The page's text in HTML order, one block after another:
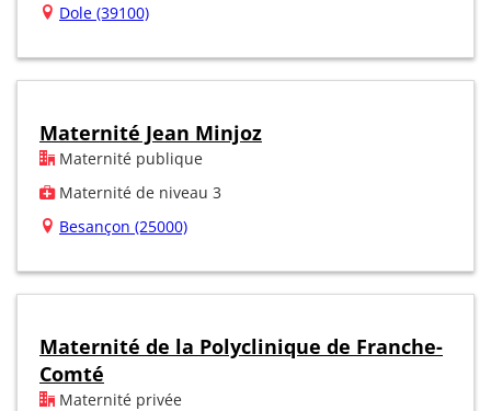
Dole (39100)
Maternité Jean Minjoz
Maternité publique
Maternité de niveau 3
Besançon (25000)
Maternité de la Polyclinique de Franche-
Comté
Maternité privée